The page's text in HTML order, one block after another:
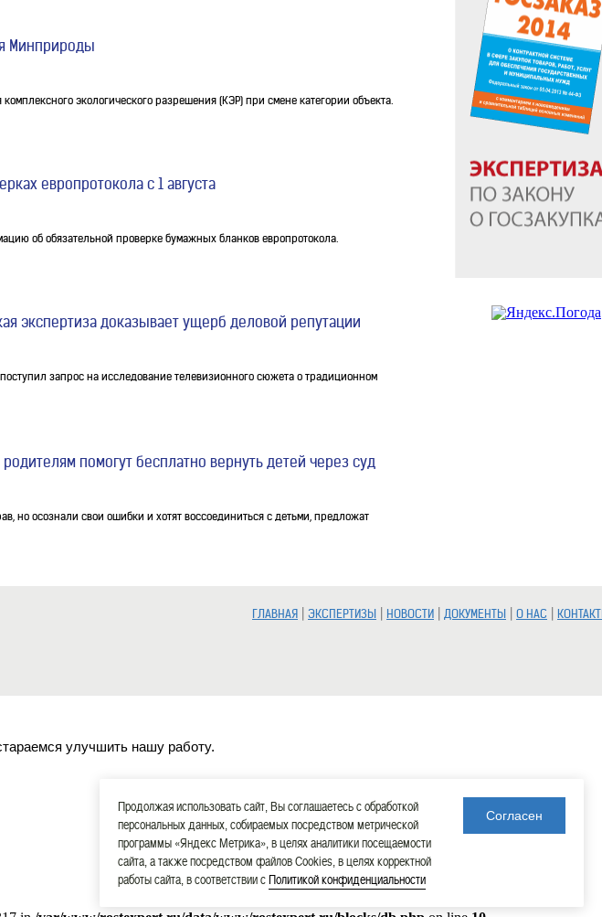
Минприроды
экологического разрешения (КЭР) при смене категории объекта.
европротокола с 1 августа
об обязательной проверке бумажных бланков европротокола.
экспертиза доказывает ущерб деловой репутации
запрос на исследование телевизионного сюжета о традиционном
помогут бесплатно вернуть детей через суд
но осознали свои ошибки и хотят воссоединиться с детьми, предложат
при досрочном прекращении деятельности на ПСН
документом для участия в арбитражном процессе
ГЛАВНАЯ | ЭКСПЕРТИЗЫ | НОВОСТИ | ДОКУМЕНТЫ | О НАС |
улучшить нашу работу.
Продолжая использовать сайт, Вы соглашаетесь с обработкой
персональных данных, собираемых посредством метрической
программы «Яндекс Метрика», в целях аналитики посещаемости
сайта, а также посредством файлов Cookies, в целях корректной
работы сайта, в соответствии сПолитикой конфиденциальности
Согласен